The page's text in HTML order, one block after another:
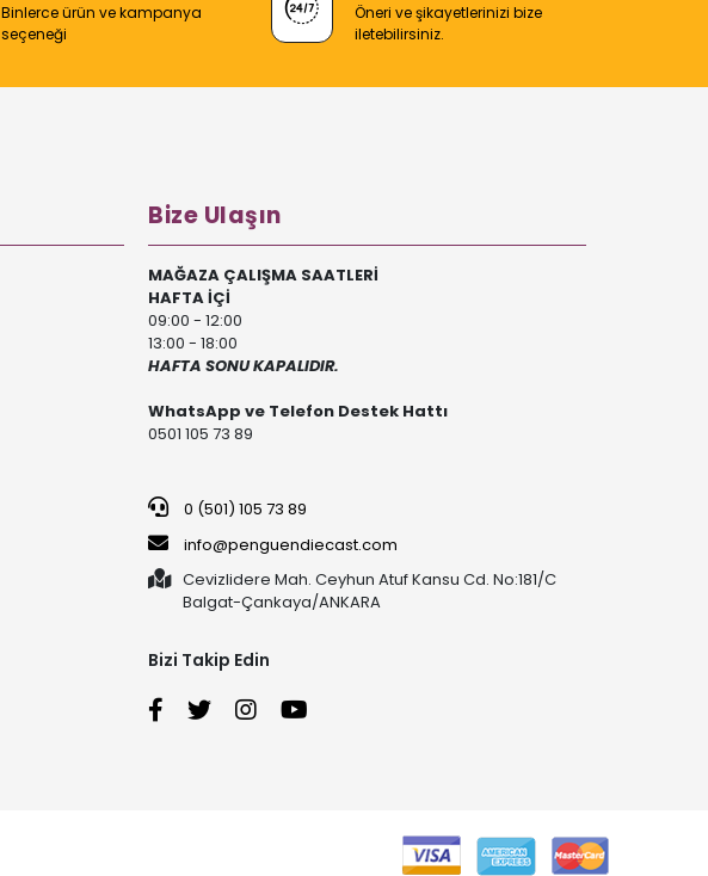
Binlerce ürün ve kampanya
seçeneği
Öneri ve şikayetlerinizi bize
iletebilirsiniz.
Bize Ulaşın
MAĞAZA ÇALIŞMA SAATLERİ
HAFTA İÇİ
09:00 - 12:00
13:00 - 18:00
HAFTA SONU KAPALIDIR.
WhatsApp ve Telefon Destek Hattı
0501 105 73 89
0 (501) 105 73 89
info@penguendiecast.com
Cevizlidere Mah. Ceyhun Atuf Kansu Cd. No:181/C
Balgat-Çankaya/ANKARA
Bizi Takip Edin